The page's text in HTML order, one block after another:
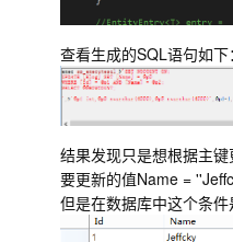
查看生成的SQL语句如下：
结果发现只是想根据主
要更新的值Name =
但是在数据库中这个条